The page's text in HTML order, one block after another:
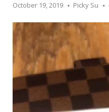
October 19, 2019 Picky Su
Video
Player